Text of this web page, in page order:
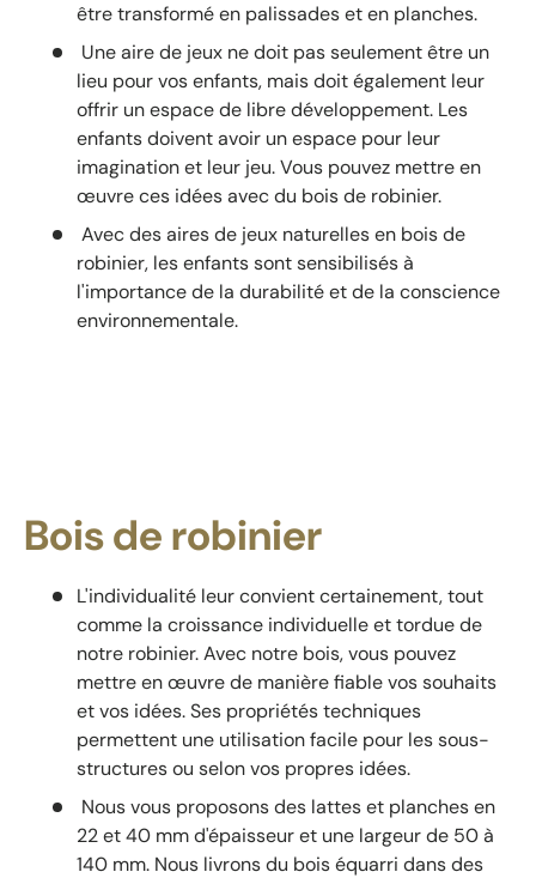
être transformé en palissades et en planches.
Une aire de jeux ne doit pas seulement être un
lieu pour vos enfants, mais doit également leur
offrir un espace de libre développement. Les
enfants doivent avoir un espace pour leur
imagination et leur jeu. Vous pouvez mettre en
œuvre ces idées avec du bois de robinier.
Avec des aires de jeux naturelles en bois de
robinier, les enfants sont sensibilisés à
l'importance de la durabilité et de la conscience
environnementale.
Bois de robinier
L'individualité leur convient certainement, tout
comme la croissance individuelle et tordue de
notre robinier. Avec notre bois, vous pouvez
mettre en œuvre de manière fiable vos souhaits
et vos idées. Ses propriétés techniques
permettent une utilisation facile pour les sous-
structures ou selon vos propres idées.
Nous vous proposons des lattes et planches en
22 et 40 mm d'épaisseur et une largeur de 50 à
140 mm. Nous livrons du bois équarri dans des